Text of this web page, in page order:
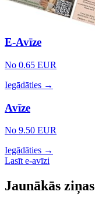
E-Avīze
No 0.65 EUR
Iegādāties →
Avīze
No 9.50 EUR
Iegādāties →
Lasīt e-avīzi
Jaunākās ziņas